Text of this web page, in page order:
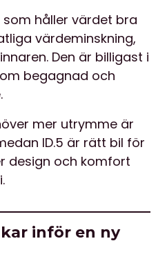
som håller värdet bra
värdeminskning,
Den är billigast i
begagnad och
mer utrymme är
ID.5 är rätt bil för
design och komfort
inför en ny